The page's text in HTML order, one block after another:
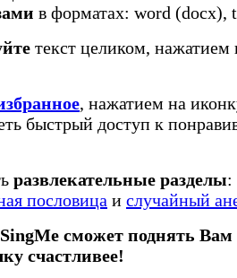
в форматах: word (docx),
текст целиком, нажатием
, нажатием на
быстрый доступ к
развлекательные разделы:
пословица и случайный
сможет поднять Вам
счастливее!